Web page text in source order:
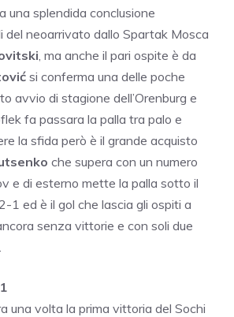
una splendida conclusione
del neoarrivato dallo Spartak Mosca
, ma anche il pari ospite è da
si conferma una delle poche
avvio di stagione dell’Orenburg e
fa passara la palla tra palo e
la sfida però è il grande acquisto
che supera con un numero
e di esterno mette la palla sotto il
1 ed è il gol che lascia gli ospiti a
senza vittorie e con soli due
una volta la prima vittoria del Sochi